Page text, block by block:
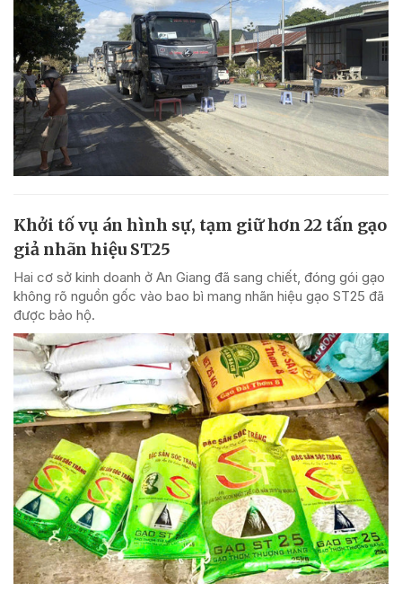
Khởi tố vụ án hình sự, tạm giữ hơn 22 tấn gạo
giả nhãn hiệu ST25
Hai cơ sở kinh doanh ở An Giang đã sang chiết, đóng gói gạo
không rõ nguồn gốc vào bao bì mang nhãn hiệu gạo ST25 đã
được bảo hộ.